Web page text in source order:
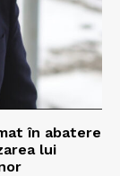
în abatere
lui